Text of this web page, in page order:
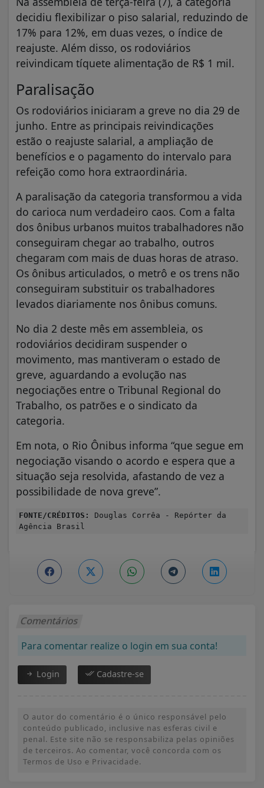
decidiu flexibilizar o piso salarial, reduzindo de
17% para 12%, em duas vezes, o índice de
reajuste. Além disso, os rodoviários
reivindicam tíquete alimentação de R$ 1 mil.
Paralisação
Os rodoviários iniciaram a greve no dia 29 de
junho. Entre as principais reivindicações
estão o reajuste salarial, a ampliação de
benefícios e o pagamento do intervalo para
refeição como hora extraordinária.
A paralisação da categoria transformou a vida
do carioca num verdadeiro caos. Com a falta
dos ônibus urbanos muitos trabalhadores não
conseguiram chegar ao trabalho, outros
chegaram com mais de duas horas de atraso.
Os ônibus articulados, o metrô e os trens não
conseguiram substituir os trabalhadores
levados diariamente nos ônibus comuns.
No dia 2 deste mês em assembleia, os
rodoviários decidiram suspender o
movimento, mas mantiveram o estado de
greve, aguardando a evolução nas
negociações entre o Tribunal Regional do
Trabalho, os patrões e o sindicato da
categoria.
Em nota, o Rio Ônibus informa “que segue em
negociação visando o acordo e espera que a
situação seja resolvida, afastando de vez a
possibilidade de nova greve”.
FONTE/CRÉDITOS:
Douglas Corrêa - Repórter da
Agência Brasil
Comentários
Para comentar realize o login em sua conta!
Login Cadastre-se
O autor do comentário é o único responsável pelo
conteúdo publicado, inclusive nas esferas civil e
penal. Este site não se responsabiliza pelas opiniões
de terceiros. Ao comentar, você concorda com os
Termos de Uso e Privacidade.